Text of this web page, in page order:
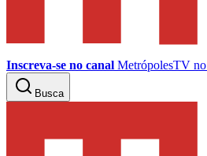
Inscreva-se no canal MetrópolesTV no
Busca